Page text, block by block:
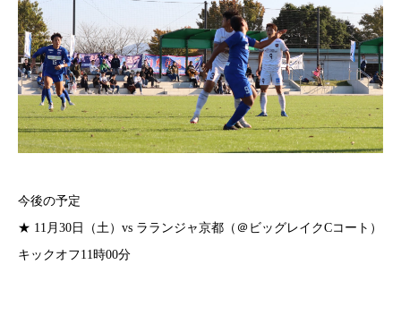
今後の予定
★ 11月30日（土）vs ラランジャ京都（＠ビッグレイクCコート）
キックオフ11時00分